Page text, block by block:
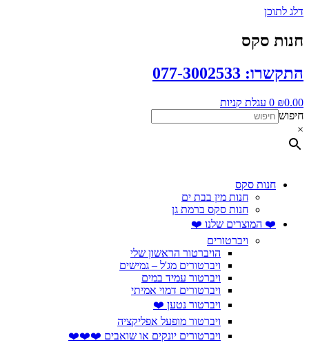
דלג לתוכן
חנות סקס
התקשרו: 077-3002533
₪0.00
0 עגלת קניות
חיפוש
×
חנות סקס
חנות מין בבת ים
חנות סקס ברמת גן
❤️ המוצרים שלנו ❤️
ויברטורים
הויברטור הראשון שלי
ויברטורים מג'ל – גמישים
ויברטור עמיד במים
ויברטורים דמוי אמיתי
ויברטור נטען ❤️
ויברטור מופעל אפליקציה
ויברטורים יונקים או שואבים ❤️❤️❤️